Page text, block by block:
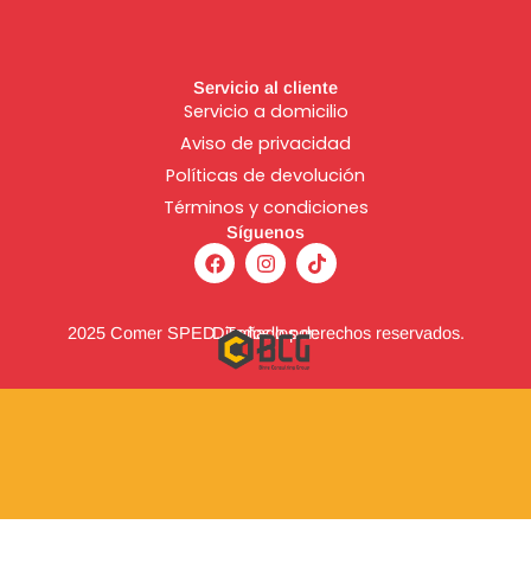
Servicio al cliente
Servicio a domicilio
Aviso de privacidad
Políticas de devolución
Términos y condiciones
Síguenos
F
a
c
b
o
o
k
I
n
s
a
g
r
a
T
i
k
o
2025 Comer SPED. Todos los derechos reservados.
Diseñado por: